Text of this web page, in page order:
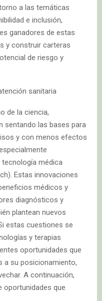
a las temáticas
e inclusión,
ganadores de estas
y construir carteras
de riesgo y
sanitaria
de la ciencia,
sentando las bases para
y con menos efectos
médica
Estas innovaciones
médicos y
diagnósticos y
plantean nuevos
estas cuestiones se
y terapias
oportunidades que
a su posicionamiento,
A continuación,
oportunidades que